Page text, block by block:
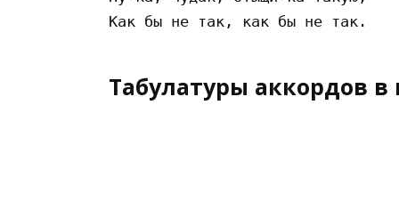
Табулатуры аккордов в